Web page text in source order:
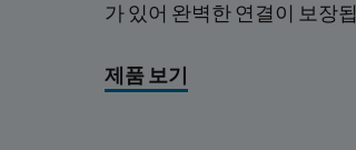
가 있어 완벽한 연결이 보장
제품 보기